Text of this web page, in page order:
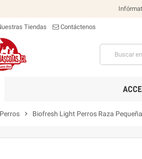
Tiendas Contáctenos
Perros chevron_right Biofresh Light Perros Raza